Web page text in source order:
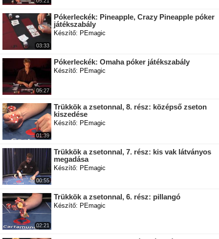
03:33
Pókerleckék: Pineapple, Crazy Pineapple póker
játékszabály
Készítő: PEmagic
05:27
Pókerleckék: Omaha póker játékszabály
Készítő: PEmagic
01:39
Trükkök a zsetonnal, 8. rész: középső zseton
kiszedése
Készítő: PEmagic
00:55
Trükkök a zsetonnal, 7. rész: kis vak látványos
megadása
Készítő: PEmagic
02:21
Trükkök a zsetonnal, 6. rész: pillangó
Készítő: PEmagic